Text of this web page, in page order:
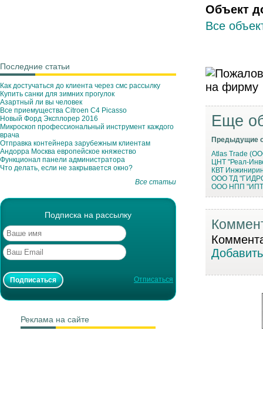
Последние статьи
Как достучаться до клиента через смс рассылку
Купить санки для зимних прогулок
Азартный ли вы человек
Все приемущества Сitroen C4 Picasso
Новый Форд Эксплорер 2016
Микроскоп профессиональный инструмент каждого
врача
Отправка контейнера зарубежным клиентам
Андорра Москва европейское княжество
Функционал панели администратора
Что делать, если не закрывается окно?
Все статьи
Подписка на рассылку
Отписаться
Реклама на сайте
Объект
Все
Еще
Предыдущие
Atlas Trade
ЦНТ "Реал-
КВТ
ООО ТД
ООО НПП